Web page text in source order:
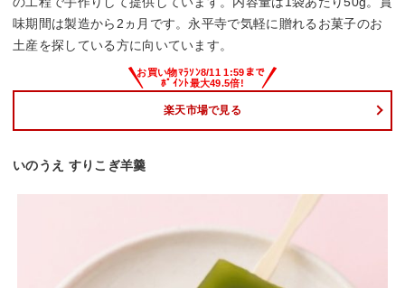
味期間は製造から2ヵ月です。永平寺で気軽に贈れるお菓子のお
土産を探している方に向いています。
楽天市場で見る
いのうえ すりこぎ羊羹